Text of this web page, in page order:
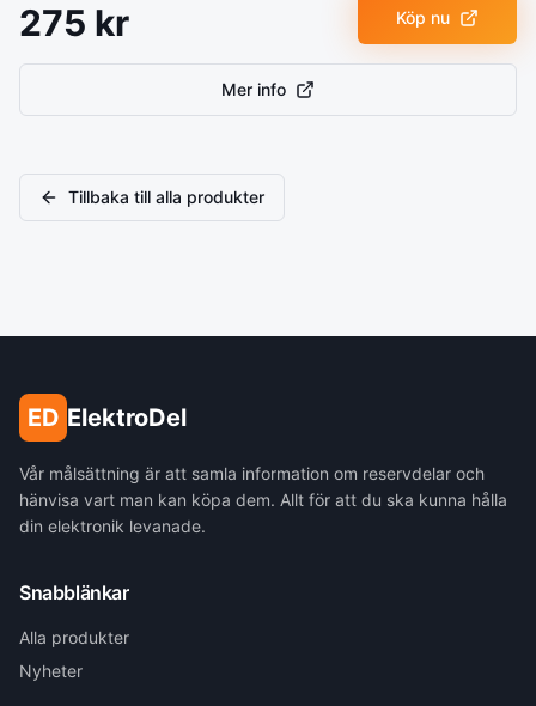
275 kr Köp nu
Mer info
Tillbaka till alla produkter
ED ElektroDel
Vår målsättning är att samla information om reservdelar och
hänvisa vart man kan köpa dem. Allt för att du ska kunna hålla
din elektronik levanade.
Snabblänkar
Alla produkter
Nyheter